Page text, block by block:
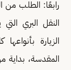
رابعًا: الطلب من
النقل البري
الزيارة
المقدسة،